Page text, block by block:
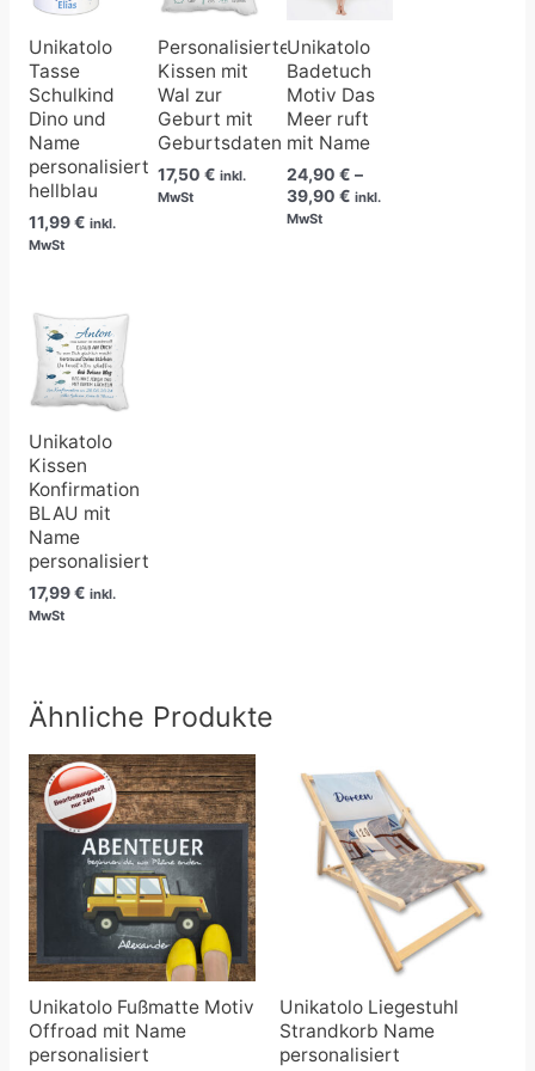
Unikatolo
Tasse
Schulkind
Dino und
Name
personalisiert
hellblau
11,99€ inkl.
MwSt
Personalisiertes
Kissen mit
Wal zur
Geburt mit
Geburtsdaten
17,50€ inkl.
MwSt
Unikatolo
Badetuch
Motiv Das
Meer ruft
mit Name
24,90€ –
39,90€ inkl.
MwSt
Unikatolo
Kissen
Konfirmation
BLAU mit
Name
personalisiert
17,99€ inkl.
MwSt
Ähnliche Produkte
Unikatolo Fußmatte Motiv
Offroad mit Name
personalisiert
Preisspanne:
21,90 €
bis
80,90 €
Unikatolo Liegestuhl
Strandkorb Name
personalisiert